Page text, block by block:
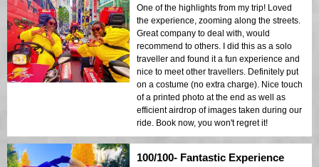
One of the highlights from my trip! Loved
the experience, zooming along the streets.
Great company to deal with, would
recommend to others. I did this as a solo
traveller and found it a fun experience and
nice to meet other travellers. Definitely put
on a costume (no extra charge). Nice touch
of a printed photo at the end as well as
efficient airdrop of images taken during our
ride. Book now, you won't regret it!
100/100- Fantastic Experience